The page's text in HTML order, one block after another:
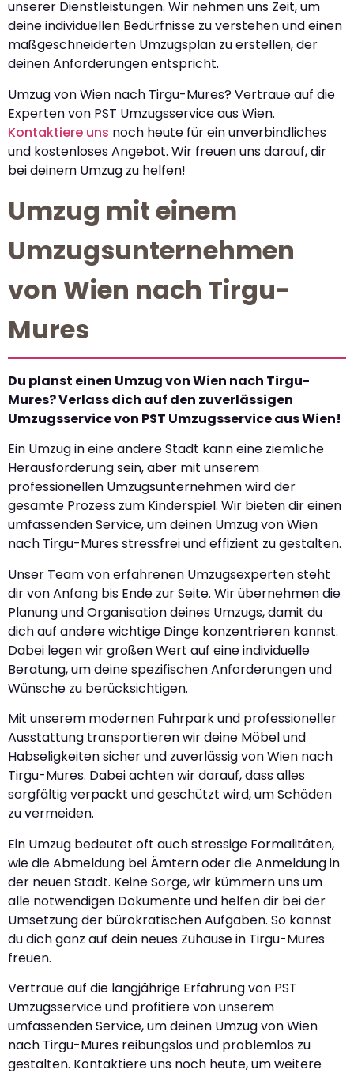
unserer Dienstleistungen. Wir nehmen uns Zeit, um
deine individuellen Bedürfnisse zu verstehen und einen
maßgeschneiderten Umzugsplan zu erstellen, der
deinen Anforderungen entspricht.
Umzug von Wien nach Tirgu-Mures? Vertraue auf die
Experten von PST Umzugsservice aus Wien.
Kontaktiere uns noch heute für ein unverbindliches
und kostenloses Angebot. Wir freuen uns darauf, dir
bei deinem Umzug zu helfen!
Umzug mit einem
Umzugsunternehmen
von Wien nach Tirgu-
Mures
Du planst einen Umzug von Wien nach Tirgu-
Mures? Verlass dich auf den zuverlässigen
Umzugsservice von PST Umzugsservice aus Wien!
Ein Umzug in eine andere Stadt kann eine ziemliche
Herausforderung sein, aber mit unserem
professionellen Umzugsunternehmen wird der
gesamte Prozess zum Kinderspiel. Wir bieten dir einen
umfassenden Service, um deinen Umzug von Wien
nach Tirgu-Mures stressfrei und effizient zu gestalten.
Unser Team von erfahrenen Umzugsexperten steht
dir von Anfang bis Ende zur Seite. Wir übernehmen die
Planung und Organisation deines Umzugs, damit du
dich auf andere wichtige Dinge konzentrieren kannst.
Dabei legen wir großen Wert auf eine individuelle
Beratung, um deine spezifischen Anforderungen und
Wünsche zu berücksichtigen.
Mit unserem modernen Fuhrpark und professioneller
Ausstattung transportieren wir deine Möbel und
Habseligkeiten sicher und zuverlässig von Wien nach
Tirgu-Mures. Dabei achten wir darauf, dass alles
sorgfältig verpackt und geschützt wird, um Schäden
zu vermeiden.
Ein Umzug bedeutet oft auch stressige Formalitäten,
wie die Abmeldung bei Ämtern oder die Anmeldung in
der neuen Stadt. Keine Sorge, wir kümmern uns um
alle notwendigen Dokumente und helfen dir bei der
Umsetzung der bürokratischen Aufgaben. So kannst
du dich ganz auf dein neues Zuhause in Tirgu-Mures
freuen.
Vertraue auf die langjährige Erfahrung von PST
Umzugsservice und profitiere von unserem
umfassenden Service, um deinen Umzug von Wien
nach Tirgu-Mures reibungslos und problemlos zu
gestalten. Kontaktiere uns noch heute, um weitere